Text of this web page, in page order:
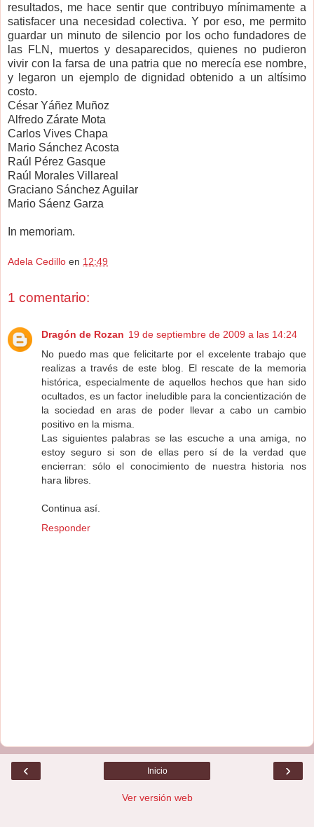
resultados, me hace sentir que contribuyo mínimamente a
satisfacer una necesidad colectiva. Y por eso, me permito
guardar un minuto de silencio por los ocho fundadores de
las FLN, muertos y desaparecidos, quienes no pudieron
vivir con la farsa de una patria que no merecía ese nombre,
y legaron un ejemplo de dignidad obtenido a un altísimo
costo.
César Yáñez Muñoz
Alfredo Zárate Mota
Carlos Vives Chapa
Mario Sánchez Acosta
Raúl Pérez Gasque
Raúl Morales Villareal
Graciano Sánchez Aguilar
Mario Sáenz Garza
In memoriam.
Adela Cedillo en 12:49
1 comentario:
Dragón de Rozan 19 de septiembre de 2009 a las 14:24
No puedo mas que felicitarte por el excelente trabajo que
realizas a través de este blog. El rescate de la memoria
histórica, especialmente de aquellos hechos que han sido
ocultados, es un factor ineludible para la concientización de
la sociedad en aras de poder llevar a cabo un cambio
positivo en la misma.
Las siguientes palabras se las escuche a una amiga, no
estoy seguro si son de ellas pero sí de la verdad que
encierran: sólo el conocimiento de nuestra historia nos
hara libres.
Continua así.
Responder
‹ ›
Inicio
Ver versión web